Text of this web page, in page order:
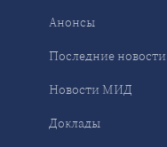
Анонсы
Последние новости
Новости МИД
Доклады